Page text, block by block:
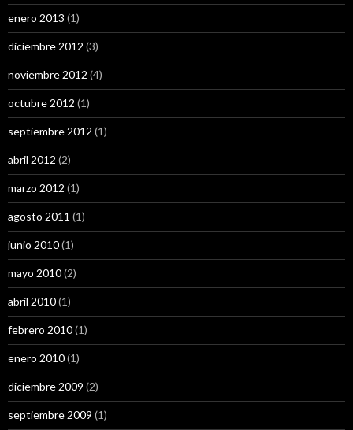
enero 2013 (1)
diciembre 2012 (3)
noviembre 2012 (4)
octubre 2012 (1)
septiembre 2012 (1)
abril 2012 (2)
marzo 2012 (1)
agosto 2011 (1)
junio 2010(1)
mayo 2010(2)
abril 2010(1)
febrero 2010(1)
enero 2010(1)
diciembre 2009 (2)
septiembre 2009 (1)